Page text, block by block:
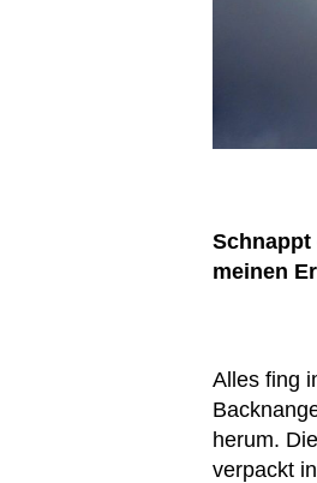
Schnappt
meinen
Alles fing
herum.
verpackt